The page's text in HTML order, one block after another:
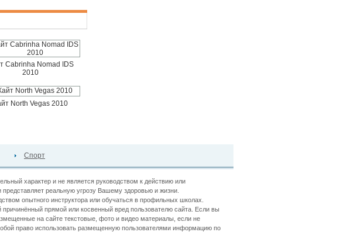
Cabrinha Nomad IDS
2010
North Vegas 2010
Спорт
характер и не является руководством к действию или
реальную угрозу Вашему здоровью и жизни.
опытного инструктора или обучаться в профильных школах.
прямой или косвенный вред пользователю сайта. Если вы
на сайте текстовые, фото и видео материалы, если не
право использовать размещенную пользователями информацию по